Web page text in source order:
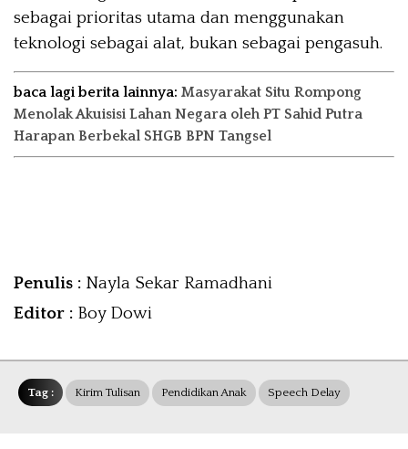
sebagai prioritas utama dan menggunakan
teknologi sebagai alat, bukan sebagai pengasuh.
baca lagi berita lainnya: Masyarakat Situ Rompong
Menolak Akuisisi Lahan Negara oleh PT Sahid Putra
Harapan Berbekal SHGB BPN Tangsel
Penulis : Nayla Sekar Ramadhani
Editor : Boy Dowi
Tag : Kirim Tulisan Pendidikan Anak Speech Delay